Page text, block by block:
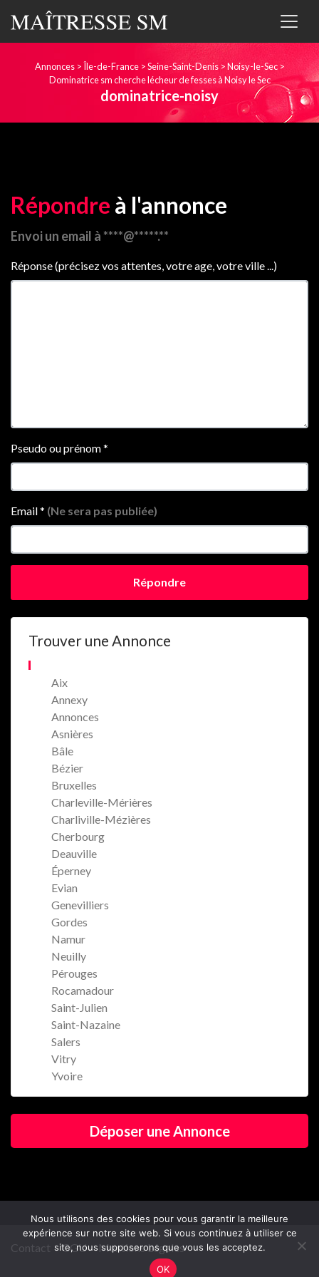
Annonces>Île-de-France>Seine-Saint-Denis>Noisy-le-Sec>
Dominatrice sm cherche lécheur de fesses à Noisy le Sec
dominatrice-noisy
Répondre à l'annonce
Envoi un email à ****@*****.**
Réponse (précisez vos attentes, votre age, votre ville ...)
Pseudo ou prénom*
Email* (Ne sera pas publiée)
Répondre
Trouver une Annonce
Aix
Annexy
Annonces
Asnières
Bâle
Bézier
Bruxelles
Charleville-Mérières
Charliville-Mézières
Cherbourg
Deauville
Éperney
Evian
Genevilliers
Gordes
Namur
Neuilly
Pérouges
Rocamadour
Saint-Julien
Saint-Nazaine
Salers
Vitry
Yvoire
Déposer une Annonce
Contact CGU Mentions Légales
Nous utilisons des cookies pour vous garantir la meilleure
expérience sur notre site web. Si vous continuez à utiliser ce
site, nous supposerons que vous les acceptez.
OK